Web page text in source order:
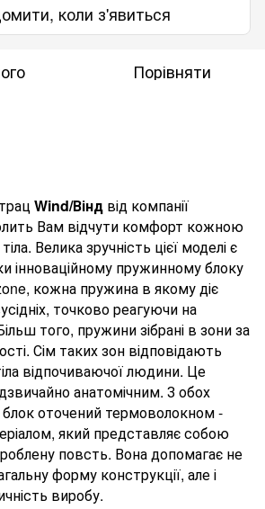
коли з'явиться
Порівняти
Wind/Вінд від компанії
Вам відчути комфорт кожною
Велика зручність цієї моделі є
інноваційному пружинному блоку
кожна пружина в якому діє
точково реагуючи на
того, пружини зібрані в зони за
Сім таких зон відповідають
відпочиваючої людини. Це
анатомічним. З обох
оточений термоволокном -
який представляє собою
повсть. Вона допомагає не
форму конструкції, але і
виробу.